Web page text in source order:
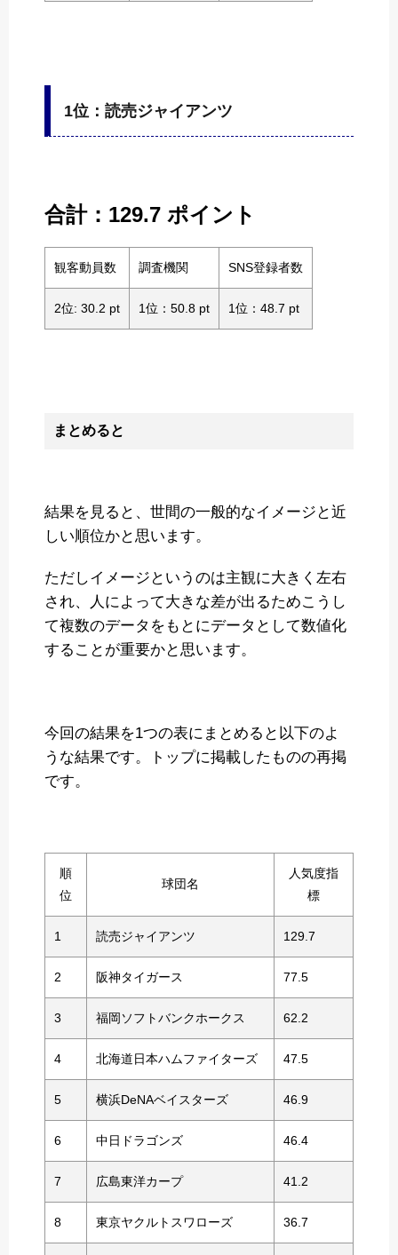
1位：読売ジャイアンツ
合計：129.7 ポイント
観客動員数 調査機関 SNS登録者数
2位: 30.2 pt 1位：50.8 pt 1位：48.7 pt
まとめると
結果を見ると、世間の一般的なイメージと近
しい順位かと思います。
ただしイメージというのは主観に大きく左右
され、人によって大きな差が出るためこうし
て複数のデータをもとにデータとして数値化
することが重要かと思います。
今回の結果を1つの表にまとめると以下のよ
うな結果です。トップに掲載したものの再掲
です。
順
位
球団名
人気度指
標
1 読売ジャイアンツ 129.7
2 阪神タイガース 77.5
3 福岡ソフトバンクホークス 62.2
4 北海道日本ハムファイターズ 47.5
5 横浜DeNAベイスターズ 46.9
6 中日ドラゴンズ 46.4
7 広島東洋カープ 41.2
8 東京ヤクルトスワローズ 36.7